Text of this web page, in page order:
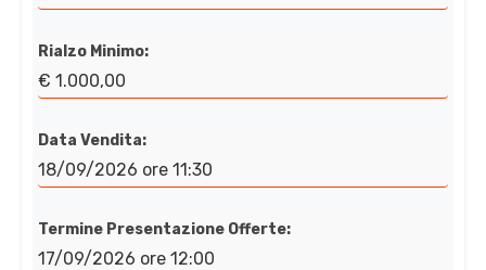
Rialzo Minimo:
€ 1.000,00
Data Vendita:
18/09/2026 ore 11:30
Termine Presentazione Offerte:
17/09/2026 ore 12:00